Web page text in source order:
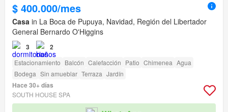
$ 400.000/mes
Casa in La Boca de Pupuya, Navidad, Región del Libertador
General Bernardo O'Higgins
3 2
Estacionamiento Balcón Calefacción Patio Chimenea Agua
Bodega Sin amueblar Terraza Jardín
Hace 30+ días
SOUTH HOUSE SPA